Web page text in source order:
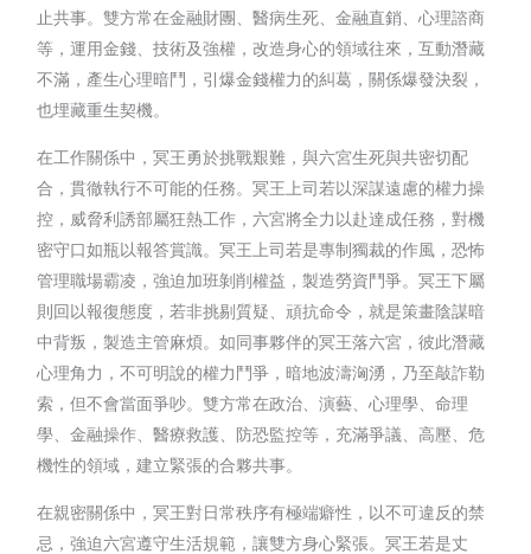
止共事。雙方常在金融財團、醫病生死、金融直銷、心理諮商
等，運用金錢、技術及強權，改造身心的領域往來，互動潛藏
不滿，產生心理暗鬥，引爆金錢權力的糾葛，關係爆發決裂，
也埋藏重生契機。
在工作關係中，冥王勇於挑戰艱難，與六宮生死與共密切配
合，貫徹執行不可能的任務。冥王上司若以深謀遠慮的權力操
控，威脅利誘部屬狂熱工作，六宮將全力以赴達成任務，對機
密守口如瓶以報答賞識。冥王上司若是專制獨裁的作風，恐怖
管理職場霸凌，強迫加班剝削權益，製造勞資鬥爭。冥王下屬
則回以報復態度，若非挑剔質疑、頑抗命令，就是策畫陰謀暗
中背叛，製造主管麻煩。如同事夥伴的冥王落六宮，彼此潛藏
心理角力，不可明說的權力鬥爭，暗地波濤洶湧，乃至敲詐勒
索，但不會當面爭吵。雙方常在政治、演藝、心理學、命理
學、金融操作、醫療救護、防恐監控等，充滿爭議、高壓、危
機性的領域，建立緊張的合夥共事。
在親密關係中，冥王對日常秩序有極端癖性，以不可違反的禁
忌，強迫六宮遵守生活規範，讓雙方身心緊張。冥王若是丈